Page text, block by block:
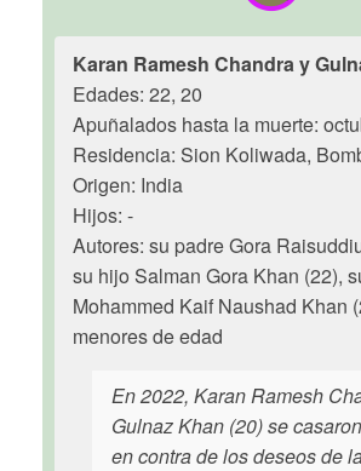
Karan Ramesh Chandra y
Edades: 22, 20
Apuñalados hasta la muerte:
Residencia: Sion Koliwada,
Origen: India
Hijos: -
Autores: su padre Gora
su hijo Salman Gora Khan (22),
Mohammed Kaif Naushad Khan
menores de edad
En 2022, Karan Ramesh
Gulnaz Khan (20) se
en contra de los deseos de